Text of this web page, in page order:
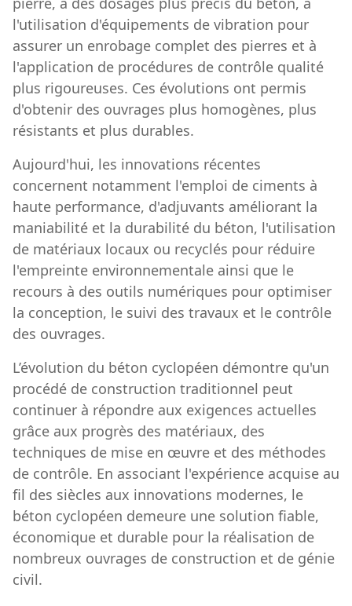
l'utilisation d'équipements de vibration pour
assurer un enrobage complet des pierres et à
l'application de procédures de contrôle qualité
plus rigoureuses. Ces évolutions ont permis
d'obtenir des ouvrages plus homogènes, plus
résistants et plus durables.
Aujourd'hui, les innovations récentes
concernent notamment l'emploi de ciments à
haute performance, d'adjuvants améliorant la
maniabilité et la durabilité du béton, l'utilisation
de matériaux locaux ou recyclés pour réduire
l'empreinte environnementale ainsi que le
recours à des outils numériques pour optimiser
la conception, le suivi des travaux et le contrôle
des ouvrages.
L’évolution du béton cyclopéen démontre qu'un
procédé de construction traditionnel peut
continuer à répondre aux exigences actuelles
grâce aux progrès des matériaux, des
techniques de mise en œuvre et des méthodes
de contrôle. En associant l'expérience acquise au
fil des siècles aux innovations modernes, le
béton cyclopéen demeure une solution fiable,
économique et durable pour la réalisation de
nombreux ouvrages de construction et de génie
civil.